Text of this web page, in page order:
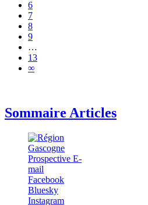
6
7
8
9
…
13
∞
Sommaire Articles